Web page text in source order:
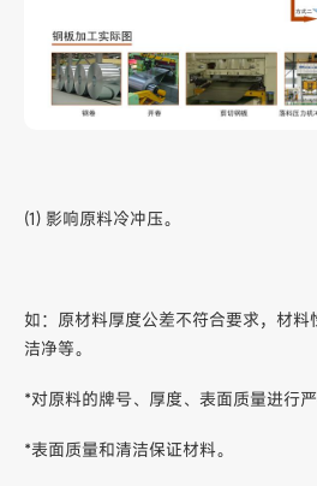
(1) 影响原料冷冲压。
如：原材料厚度公差不符合要求，材
洁净等。
*对原料的牌号、厚度、表面质量进行严
*表面质量和清洁保证材料。